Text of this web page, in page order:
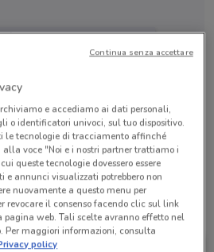
S.A.
questo negozio
e accediamo ai dati personali,
o identificatori univoci, sul tuo dispositivo.
le tecnologie di tracciamento affinché
voce "Noi e i nostri partner trattiamo i
queste tecnologie dovessero essere
annunci visualizzati potrebbero non
nuovamente a questo menu per
revocare il consenso facendo clic sul link
web. Tali scelte avranno effetto nel
Per maggiori informazioni, consulta
policy
Continua senza accettare